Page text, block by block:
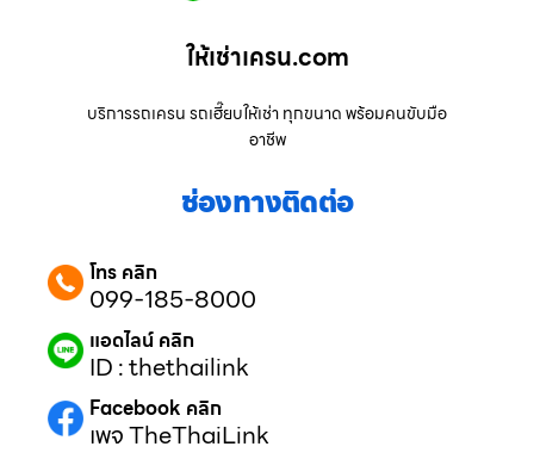
ให้เช่าเครน.com
บริการรถเครน รถเฮี๊ยบให้เช่า ทุกขนาด พร้อมคนขับมือ
อาชีพ
ช่องทางติดต่อ
โทร คลิก
099-185-8000
แอดไลน์ คลิก
ID : thethailink
Facebook คลิก
เพจ TheThaiLink